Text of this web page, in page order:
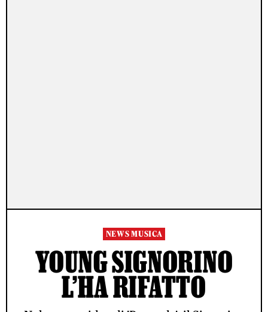
NEWS MUSICA
YOUNG SIGNORINO
L’HA RIFATTO